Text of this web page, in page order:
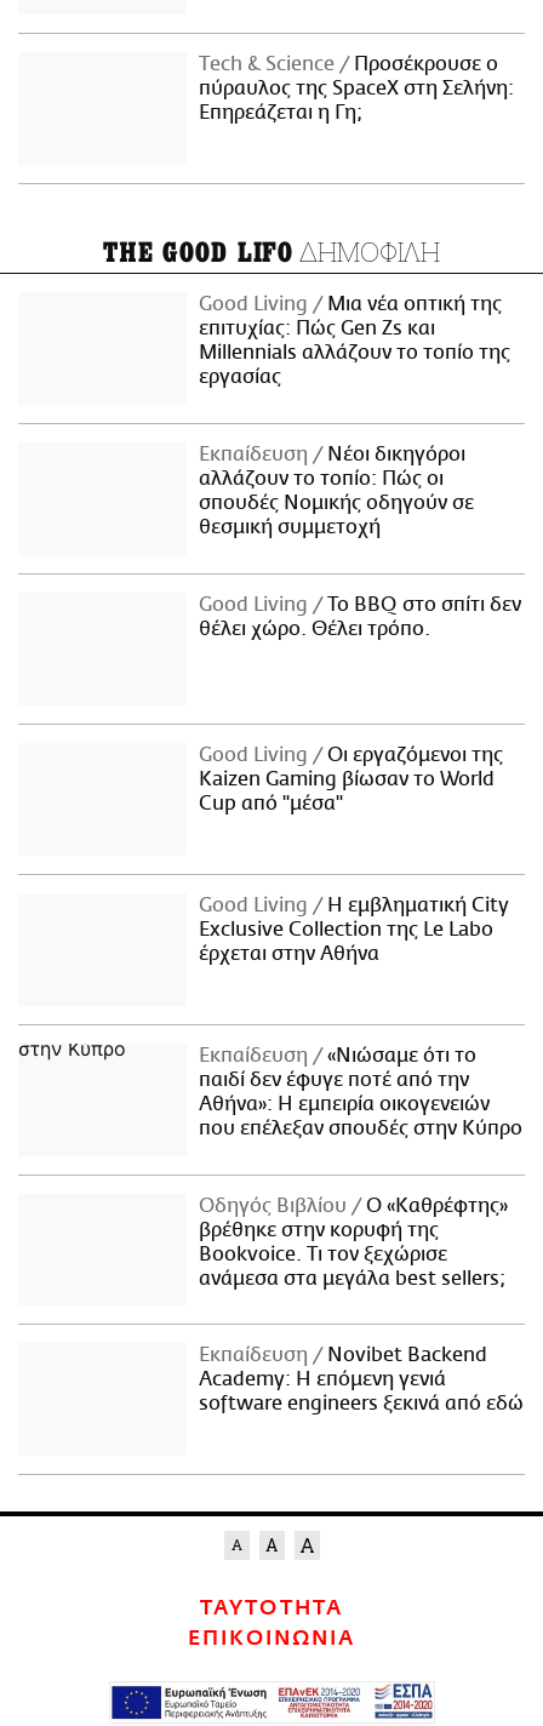
Τech & Science
Προσέκρουσε ο
πύραυλος της SpaceX στη Σελήνη:
Επηρεάζεται η Γη;
THE GOOD LIFO ΔΗΜΟΦΙΛΗ
Good Living
Μια νέα οπτική της
επιτυχίας: Πώς Gen Zs και
Millennials αλλάζουν το τοπίο της
εργασίας
Εκπαίδευση
Νέοι δικηγόροι
αλλάζουν το τοπίο: Πώς οι
σπουδές Νομικής οδηγούν σε
θεσμική συμμετοχή
Good Living
Το BBQ στο σπίτι δεν
θέλει χώρο. Θέλει τρόπο.
Good Living
Οι εργαζόμενοι της
Kaizen Gaming βίωσαν το World
Cup από "μέσα"
Good Living
Η εμβληματική City
Exclusive Collection της Le Labo
έρχεται στην Αθήνα
Εκπαίδευση
«Νιώσαμε ότι το
παιδί δεν έφυγε ποτέ από την
Αθήνα»: Η εμπειρία οικογενειών
που επέλεξαν σπουδές στην Κύπρο
Οδηγός Βιβλίου
Ο «Καθρέφτης»
βρέθηκε στην κορυφή της
Bookvoice. Τι τον ξεχώρισε
ανάμεσα στα μεγάλα best sellers;
Εκπαίδευση
Novibet Backend
Academy: Η επόμενη γενιά
software engineers ξεκινά από εδώ
ΤΑΥΤΟΤΗΤΑ
ΕΠΙΚΟΙΝΩΝΙΑ